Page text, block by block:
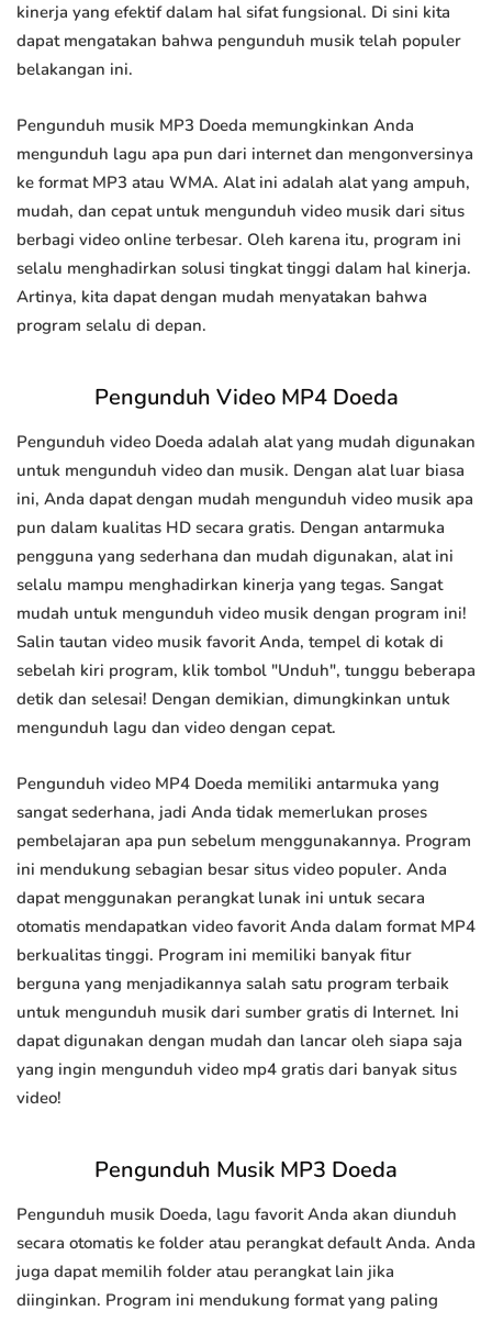
kinerja yang efektif dalam hal sifat fungsional. Di sini kita
dapat mengatakan bahwa pengunduh musik telah populer
belakangan ini.
Pengunduh musik MP3 Doeda memungkinkan Anda
mengunduh lagu apa pun dari internet dan mengonversinya
ke format MP3 atau WMA. Alat ini adalah alat yang ampuh,
mudah, dan cepat untuk mengunduh video musik dari situs
berbagi video online terbesar. Oleh karena itu, program ini
selalu menghadirkan solusi tingkat tinggi dalam hal kinerja.
Artinya, kita dapat dengan mudah menyatakan bahwa
program selalu di depan.
Pengunduh Video MP4 Doeda
Pengunduh video Doeda adalah alat yang mudah digunakan
untuk mengunduh video dan musik. Dengan alat luar biasa
ini, Anda dapat dengan mudah mengunduh video musik apa
pun dalam kualitas HD secara gratis. Dengan antarmuka
pengguna yang sederhana dan mudah digunakan, alat ini
selalu mampu menghadirkan kinerja yang tegas. Sangat
mudah untuk mengunduh video musik dengan program ini!
Salin tautan video musik favorit Anda, tempel di kotak di
sebelah kiri program, klik tombol "Unduh", tunggu beberapa
detik dan selesai! Dengan demikian, dimungkinkan untuk
mengunduh lagu dan video dengan cepat.
Pengunduh video MP4 Doeda memiliki antarmuka yang
sangat sederhana, jadi Anda tidak memerlukan proses
pembelajaran apa pun sebelum menggunakannya. Program
ini mendukung sebagian besar situs video populer. Anda
dapat menggunakan perangkat lunak ini untuk secara
otomatis mendapatkan video favorit Anda dalam format MP4
berkualitas tinggi. Program ini memiliki banyak fitur
berguna yang menjadikannya salah satu program terbaik
untuk mengunduh musik dari sumber gratis di Internet. Ini
dapat digunakan dengan mudah dan lancar oleh siapa saja
yang ingin mengunduh video mp4 gratis dari banyak situs
video!
Pengunduh Musik MP3 Doeda
Pengunduh musik Doeda, lagu favorit Anda akan diunduh
secara otomatis ke folder atau perangkat default Anda. Anda
juga dapat memilih folder atau perangkat lain jika
diinginkan. Program ini mendukung format yang paling